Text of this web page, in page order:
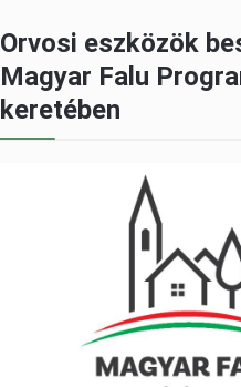
Orvosi eszközök
Magyar Falu
keretében